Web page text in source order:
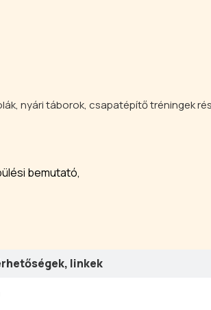
nyári táborok, csapatépítő tréningek
bemutató,
linkek